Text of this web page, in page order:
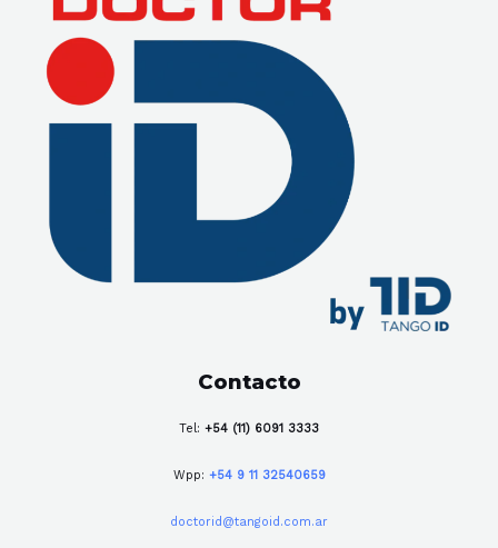
Contacto
Tel: +54 (11) 6091 3333
Wpp: +54 9 11 32540659
doctorid@tangoid.com.ar